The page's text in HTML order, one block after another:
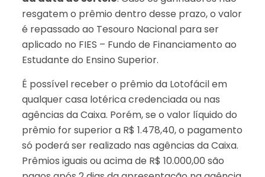
resgatem o prêmio dentro desse prazo, o valor
é repassado ao Tesouro Nacional para ser
aplicado no FIES – Fundo de Financiamento ao
Estudante do Ensino Superior.
É possível receber o prêmio da Lotofácil em
qualquer casa lotérica credenciada ou nas
agências da Caixa. Porém, se o valor líquido do
prêmio for superior a R$ 1.478,40, o pagamento
só poderá ser realizado nas agências da Caixa.
Prêmios iguais ou acima de R$ 10.000,00 são